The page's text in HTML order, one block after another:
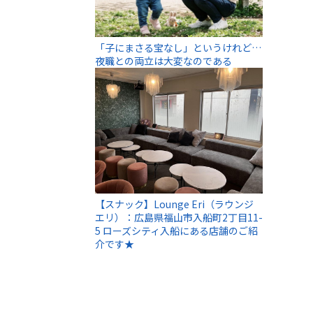
「子にまさる宝なし」というけれど…
夜職との両立は大変なのである
【スナック】Lounge Eri（ラウンジ
エリ）：広島県福山市入船町2丁目11-
5 ローズシティ入船にある店舗のご紹
介です★